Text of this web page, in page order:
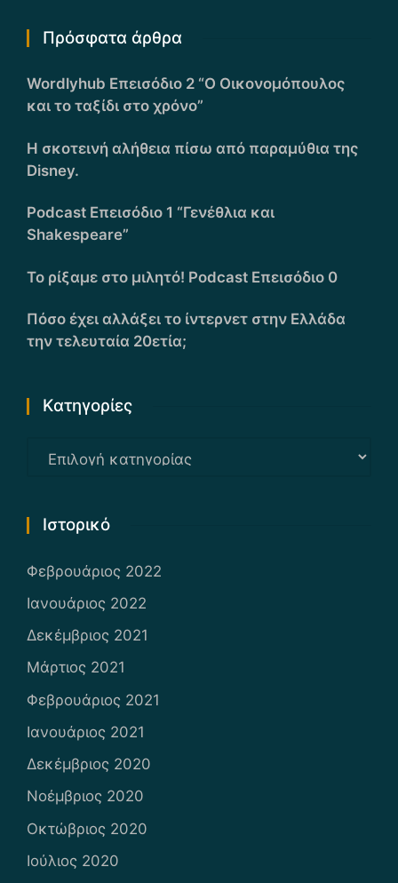
Πρόσφατα άρθρα
Wordlyhub Επεισόδιο 2 “Ο Οικονομόπουλος
και το ταξίδι στο χρόνο”
Η σκοτεινή αλήθεια πίσω από παραμύθια της
Disney.
Podcast Επεισόδιο 1 “Γενέθλια και
Shakespeare”
Το ρίξαμε στο μιλητό! Podcast Επεισόδιο 0
Πόσο έχει αλλάξει το ίντερνετ στην Ελλάδα
την τελευταία 20ετία;
Kατηγορίες
Kατηγορίες
Ιστορικό
Φεβρουάριος 2022
Ιανουάριος 2022
Δεκέμβριος 2021
Μάρτιος 2021
Φεβρουάριος 2021
Ιανουάριος 2021
Δεκέμβριος 2020
Νοέμβριος 2020
Οκτώβριος 2020
Ιούλιος 2020